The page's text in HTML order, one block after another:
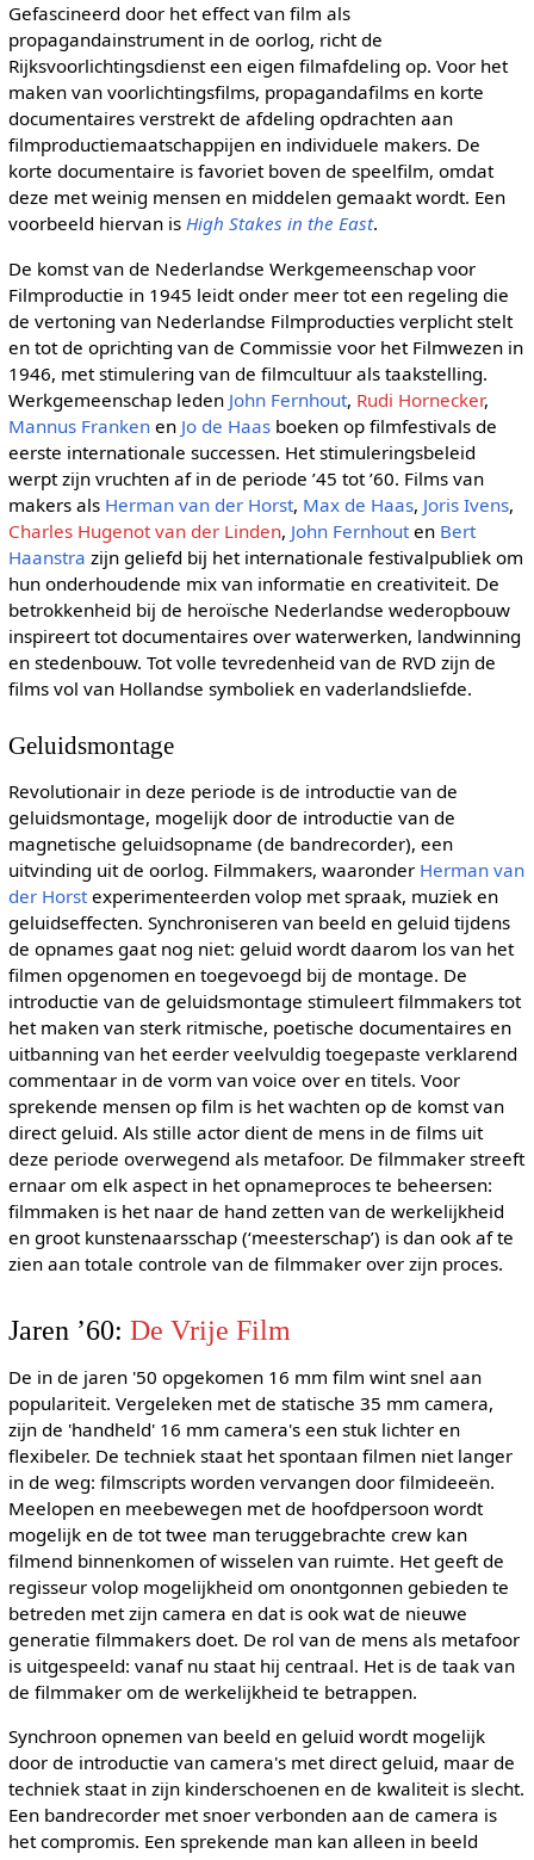
Gefascineerd door het effect van film als
propagandainstrument in de oorlog, richt de
Rijksvoorlichtingsdienst een eigen filmafdeling op. Voor het
maken van voorlichtingsfilms, propagandafilms en korte
documentaires verstrekt de afdeling opdrachten aan
filmproductiemaatschappijen en individuele makers. De
korte documentaire is favoriet boven de speelfilm, omdat
deze met weinig mensen en middelen gemaakt wordt. Een
voorbeeld hiervan is High Stakes in the East.
De komst van de Nederlandse Werkgemeenschap voor
Filmproductie in 1945 leidt onder meer tot een regeling die
de vertoning van Nederlandse Filmproducties verplicht stelt
en tot de oprichting van de Commissie voor het Filmwezen in
1946, met stimulering van de filmcultuur als taakstelling.
Werkgemeenschap leden John Fernhout, Rudi Hornecker,
Mannus Frankenen Jo de Haasboeken op filmfestivals de
eerste internationale successen. Het stimuleringsbeleid
werpt zijn vruchten af in de periode ’45 tot ’60. Films van
makers als Herman van der Horst, Max de Haas, Joris Ivens,
Charles Hugenot van der Linden, John Fernhouten Bert
Haanstra zijn geliefd bij het internationale festivalpubliek om
hun onderhoudende mix van informatie en creativiteit. De
betrokkenheid bij de heroïsche Nederlandse wederopbouw
inspireert tot documentaires over waterwerken, landwinning
en stedenbouw. Tot volle tevredenheid van de RVD zijn de
films vol van Hollandse symboliek en vaderlandsliefde.
Geluidsmontage
Revolutionair in deze periode is de introductie van de
geluidsmontage, mogelijk door de introductie van de
magnetische geluidsopname (de bandrecorder), een
uitvinding uit de oorlog. Filmmakers, waaronder Herman van
der Horstexperimenteerden volop met spraak, muziek en
geluidseffecten. Synchroniseren van beeld en geluid tijdens
de opnames gaat nog niet: geluid wordt daarom los van het
filmen opgenomen en toegevoegd bij de montage. De
introductie van de geluidsmontage stimuleert filmmakers tot
het maken van sterk ritmische, poetische documentaires en
uitbanning van het eerder veelvuldig toegepaste verklarend
commentaar in de vorm van voice over en titels. Voor
sprekende mensen op film is het wachten op de komst van
direct geluid. Als stille actor dient de mens in de films uit
deze periode overwegend als metafoor. De filmmaker streeft
ernaar om elk aspect in het opnameproces te beheersen:
filmmaken is het naar de hand zetten van de werkelijkheid
en groot kunstenaarsschap (‘meesterschap’) is dan ook af te
zien aan totale controle van de filmmaker over zijn proces.
Jaren ’60: De Vrije Film
De in de jaren '50 opgekomen 16 mm film wint snel aan
populariteit. Vergeleken met de statische 35 mm camera,
zijn de 'handheld' 16 mm camera's een stuk lichter en
flexibeler. De techniek staat het spontaan filmen niet langer
in de weg: filmscripts worden vervangen door filmideeën.
Meelopen en meebewegen met de hoofdpersoon wordt
mogelijk en de tot twee man teruggebrachte crew kan
filmend binnenkomen of wisselen van ruimte. Het geeft de
regisseur volop mogelijkheid om onontgonnen gebieden te
betreden met zijn camera en dat is ook wat de nieuwe
generatie filmmakers doet. De rol van de mens als metafoor
is uitgespeeld: vanaf nu staat hij centraal. Het is de taak van
de filmmaker om de werkelijkheid te betrappen.
Synchroon opnemen van beeld en geluid wordt mogelijk
door de introductie van camera's met direct geluid, maar de
techniek staat in zijn kinderschoenen en de kwaliteit is slecht.
Een bandrecorder met snoer verbonden aan de camera is
het compromis. Een sprekende man kan alleen in beeld